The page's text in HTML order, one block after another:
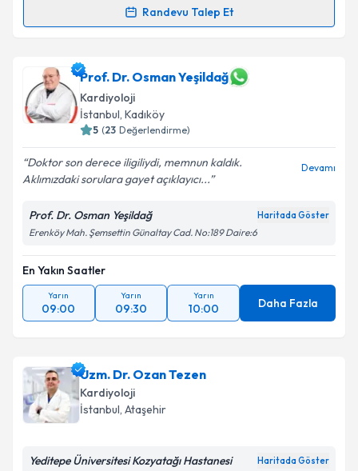
Randevu Talep Et
için bir takvim hazırlandığında e-posta ile
bilgilendireceğiz.
E-posta Adresiniz
Metni'ni okudum ve kişisel verilerimin belirtilen
kapsamda işlenmesini kabul ediyorum.
Takvim Talebini Gönder
Prof. Dr. Osman Yeşildağ
Kardiyoloji
İstanbul, Kadıköy
5 (23 Değerlendirme)
Doktor son derece iligiliydi, memnun kaldık.
Aklımızdaki sorulara gayet açıklayıcı...
Devamı
Prof. Dr. Osman Yeşildağ Haritada Göster
Erenköy Mah. Şemsettin Günaltay Cad. No:189 Daire:6
En Yakın Saatler
Yarın
09:00
Yarın
09:30
Yarın
10:00 Daha Fazla
Uzm. Dr. Ozan Tezen
Kardiyoloji
İstanbul, Ataşehir
Yeditepe Üniversitesi Kozyatağı Hastanesi Haritada Göster